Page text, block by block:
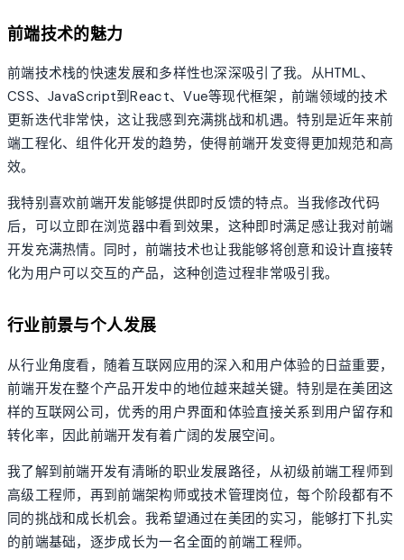
前端技术的魅力
前端技术栈的快速发展和多样性也深深吸引了我。从HTML、
CSS、JavaScript到React、Vue等现代框架，前端领域的技术
更新迭代非常快，这让我感到充满挑战和机遇。特别是近年来前
端工程化、组件化开发的趋势，使得前端开发变得更加规范和高
效。
我特别喜欢前端开发能够提供即时反馈的特点。当我修改代码
后，可以立即在浏览器中看到效果，这种即时满足感让我对前端
开发充满热情。同时，前端技术也让我能够将创意和设计直接转
化为用户可以交互的产品，这种创造过程非常吸引我。
行业前景与个人发展
从行业角度看，随着互联网应用的深入和用户体验的日益重要，
前端开发在整个产品开发中的地位越来越关键。特别是在美团这
样的互联网公司，优秀的用户界面和体验直接关系到用户留存和
转化率，因此前端开发有着广阔的发展空间。
我了解到前端开发有清晰的职业发展路径，从初级前端工程师到
高级工程师，再到前端架构师或技术管理岗位，每个阶段都有不
同的挑战和成长机会。我希望通过在美团的实习，能够打下扎实
的前端基础，逐步成长为一名全面的前端工程师。